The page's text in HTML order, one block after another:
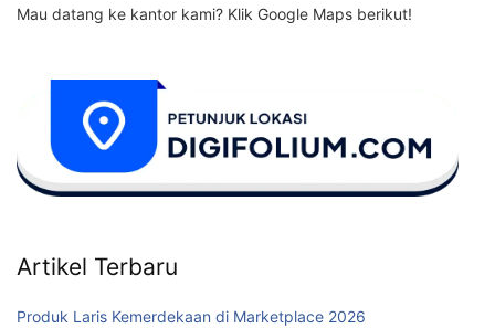
Mau datang ke kantor kami? Klik Google Maps berikut!
Artikel Terbaru
Produk Laris Kemerdekaan di Marketplace 2026